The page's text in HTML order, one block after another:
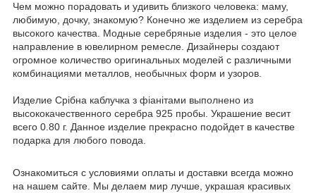
Чем можно порадовать и удивить близкого человека: маму,
любимую, дочку, знакомую? Конечно же изделием из серебра
высокого качества. Модные серебряные изделия - это целое
направление в ювелирном ремесле. Дизайнеры создают
огромное количество оригинальных моделей с различными
комбинациями металлов, необычных форм и узоров.
Изделие Срібна каблучка з фіанітами выполнено из
высококачественного серебра 925 пробы. Украшение весит
всего 0.80 г. Данное изделие прекрасно подойдет в качестве
подарка для любого повода.
Ознакомиться с условиями оплаты и доставки всегда можно
на нашем сайте. Мы делаем мир лучше, украшая красивых